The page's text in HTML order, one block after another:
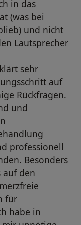
in das
(was bei
und nicht
Lautsprecher
sehr
auf
Rückfragen.
und
professionell
Besonders
auf den
für
habe in